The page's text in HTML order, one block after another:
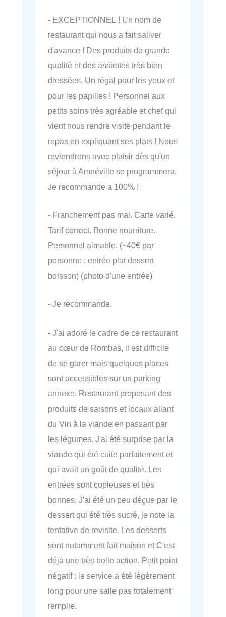
- EXCEPTIONNEL ! Un nom de
restaurant qui nous a fait saliver
d'avance ! Des produits de grande
qualité et des assiettes très bien
dressées. Un régal pour les yeux et
pour les papilles ! Personnel aux
petits soins très agréable et chef qui
vient nous rendre visite pendant le
repas en expliquant ses plats ! Nous
reviendrons avec plaisir dès qu'un
séjour à Amnéville se programmera.
Je recommande a 100% !
- Franchement pas mal. Carte varié.
Tarif correct. Bonne nourriture.
Personnel aimable. (~40€ par
personne : entrée plat dessert
boisson) (photo d'une entrée)
- Je recommande.
- J'ai adoré le cadre de ce restaurant
au cœur de Rombas, il est difficile
de se garer mais quelques places
sont accessibles sur un parking
annexe. Restaurant proposant des
produits de saisons et locaux allant
du Vin à la viande en passant par
les légumes. J'ai été surprise par la
viande qui été cuite parfaitement et
qui avait un goût de qualité. Les
entrées sont copieuses et très
bonnes. J'ai été un peu déçue par le
dessert qui été très sucré, je note la
tentative de revisite. Les desserts
sont notamment fait maison et C'est
déjà une très belle action. Petit point
négatif : le service a été légèrement
long pour une salle pas totalement
remplie.